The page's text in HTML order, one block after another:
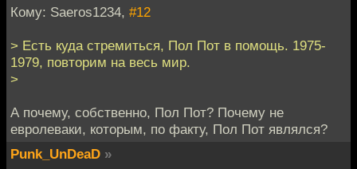
Кому: Saeros1234, #12
> Есть куда стремиться, Пол Пот в помощь. 1975-
1979, повторим на весь мир.
>
А почему, собственно, Пол Пот? Почему не
евролеваки, которым, по факту, Пол Пот являлся?
Punk_UnDeaD »